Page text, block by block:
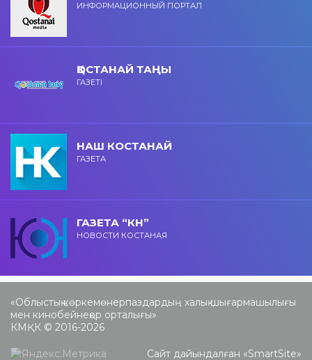
ИНФОРМАЦИОННЫЙ ПОРТАЛ
ҚОСТАНАЙ ТАҢЫ
ГАЗЕТІ
НАШ КОСТАНАЙ
ГАЗЕТА
ГАЗЕТА “КН”
НОВОСТИ КОСТАНАЯ
«Облыстық көркемөнерпаздардың халық шығармашылығы
мен кинобейнеқор орталығы»
КМҚК © 2016-2026
Сайт дайындалған «SmartSite»